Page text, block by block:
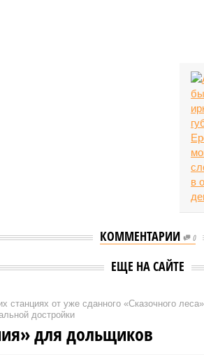
КОММЕНТАРИИ 0
ЕЩЕ НА САЙТЕ
станциях от уже сданного «Сказочного
достройки
для дольщиков